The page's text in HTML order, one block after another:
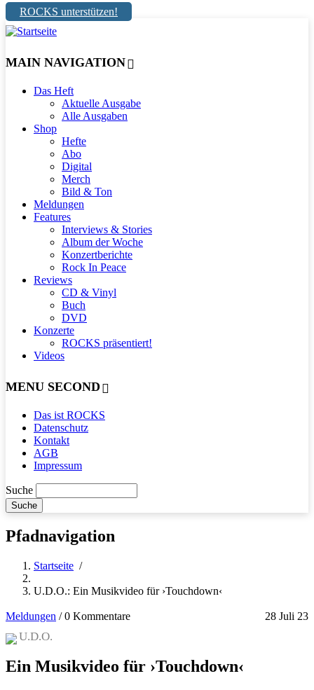
ROCKS unterstützen!
MAIN NAVIGATION
Das Heft
Aktuelle Ausgabe
Alle Ausgaben
Shop
Hefte
Abo
Digital
Merch
Bild & Ton
Meldungen
Features
Interviews & Stories
Album der Woche
Konzertberichte
Rock In Peace
Reviews
CD & Vinyl
Buch
DVD
Konzerte
ROCKS präsentiert!
Videos
MENU SECOND
Das ist ROCKS
Datenschutz
Kontakt
AGB
Impressum
Suche
Pfadnavigation
Startseite /
U.D.O.: Ein Musikvideo für ›Touchdown‹
Meldungen 28 Juli 23
/0 Kommentare
U.D.O.
Ein Musikvideo für ›Touchdown‹